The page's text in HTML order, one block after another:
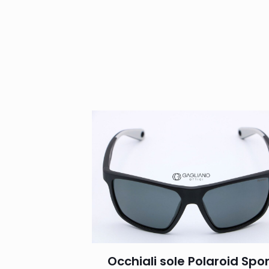
Occhiali sole Polaroid